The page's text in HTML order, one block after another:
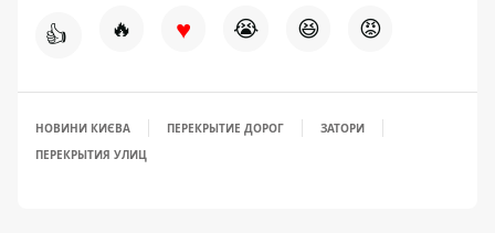
👍 🔥 ♥ 😭 😆 😡
НОВИНИ КИЄВА ПЕРЕКРЫТИЕ ДОРОГ
ЗАТОРИ
ПЕРЕКРЫТИЯ УЛИЦ